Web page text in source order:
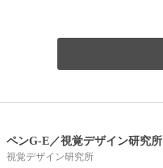
ペンG-E／視覚デザイン研究所
視覚デザイン研究所